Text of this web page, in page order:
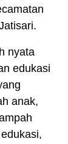
nyata
edukasi
anak,